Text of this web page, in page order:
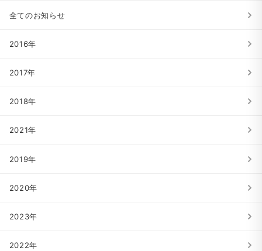
全てのお知らせ
2016年
2017年
2018年
2021年
2019年
2020年
2023年
2022年